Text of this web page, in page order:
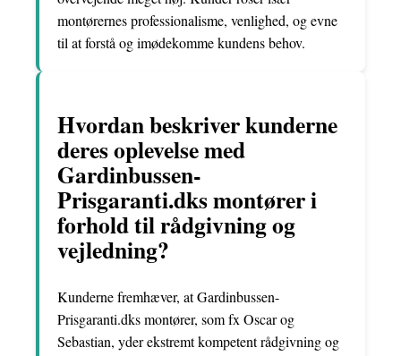
montørernes professionalisme, venlighed, og evne
til at forstå og imødekomme kundens behov.
Hvordan beskriver kunderne
deres oplevelse med
Gardinbussen-
Prisgaranti.dks montører i
forhold til rådgivning og
vejledning?
Kunderne fremhæver, at Gardinbussen-
Prisgaranti.dks montører, som fx Oscar og
Sebastian, yder ekstremt kompetent rådgivning og